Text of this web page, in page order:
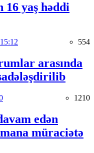
16 yaş həddi
554
arasında
1210
edən
müraciətə